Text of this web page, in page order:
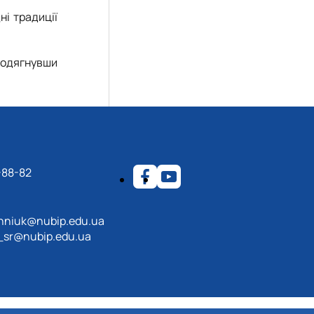
традиції
82